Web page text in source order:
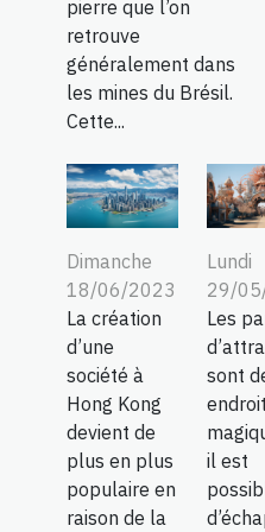
pierre que l’on
retrouve
généralement dans
les mines du Brésil.
Cette...
Dimanche
18/06/2023
La création
d’une
société à
Hong Kong
devient de
plus en plus
populaire en
raison de la
Lundi
29/
Les
sont
il est